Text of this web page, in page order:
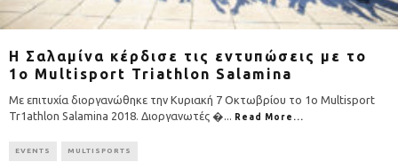
Η Σαλαμίνα κέρδισε τις εντυπώσεις με το
1ο Multisport Triathlon Salamina
Με επιτυχία διοργανώθηκε την Κυριακή 7 Οκτωβρίου το 1ο Multisport
Tr1athlon Salamina 2018. Διοργανωτές �
Read More...
EVENTS MULTISPORTS